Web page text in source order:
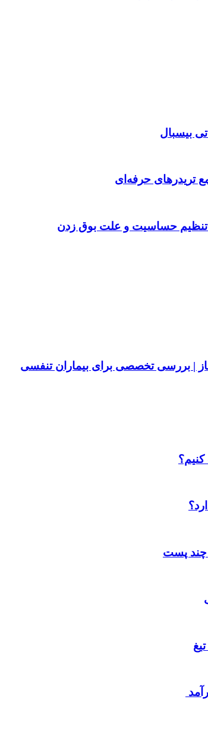
بیسبال
تنظیم حساسیت و علت بوق زدن
| بررسی تخصصی برای بیماران تنفسی
چند پست